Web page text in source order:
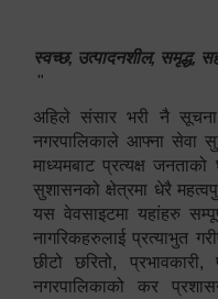
स्वच्छ, उत्पादनशील, समृद्ध,
"
अहिले संसार भरी नै सूचना
नगरपालिकाले आफ्ना सेवा
माध्यमबाट प्रत्यक्ष
सुशासनको क्षेत्रमा धेरै
यस वेवसाइटमा यहांहरु
नागरिकहरुलाई प्रत्याभुत
छीटो छरितो,
नगरपालिकाको कर